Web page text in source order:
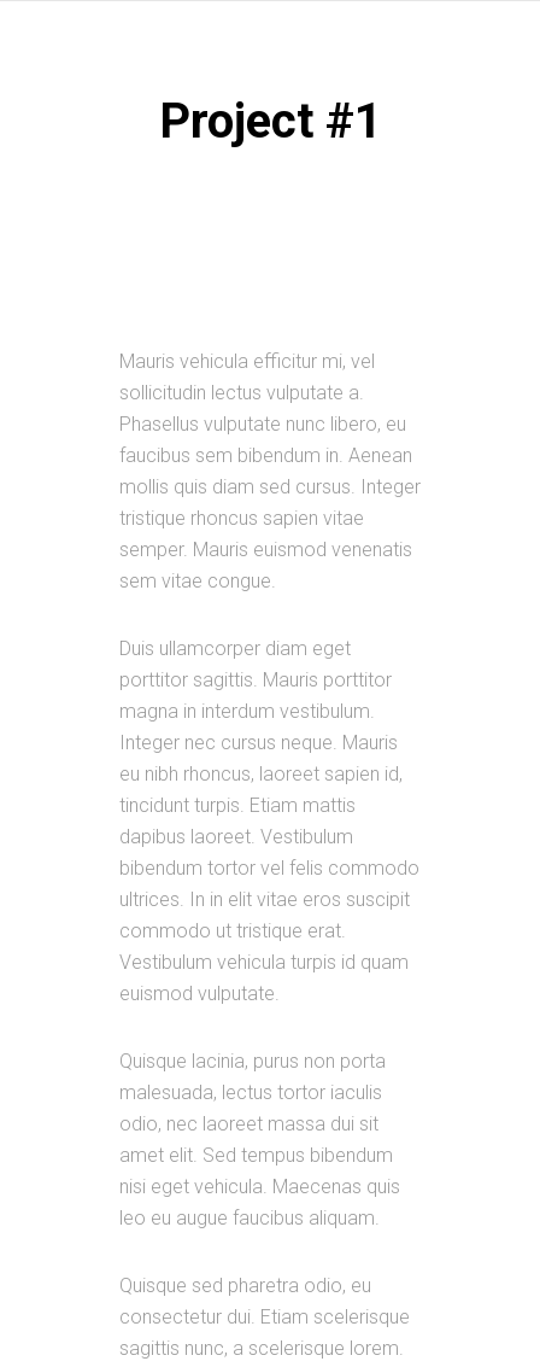
Project #1
Mauris vehicula efficitur mi, vel
sollicitudin lectus vulputate a.
Phasellus vulputate nunc libero, eu
faucibus sem bibendum in. Aenean
mollis quis diam sed cursus. Integer
tristique rhoncus sapien vitae
semper. Mauris euismod venenatis
sem vitae congue.
Duis ullamcorper diam eget
porttitor sagittis. Mauris porttitor
magna in interdum vestibulum.
Integer nec cursus neque. Mauris
eu nibh rhoncus, laoreet sapien id,
tincidunt turpis. Etiam mattis
dapibus laoreet. Vestibulum
bibendum tortor vel felis commodo
ultrices. In in elit vitae eros suscipit
commodo ut tristique erat.
Vestibulum vehicula turpis id quam
euismod vulputate.
Quisque lacinia, purus non porta
malesuada, lectus tortor iaculis
odio, nec laoreet massa dui sit
amet elit. Sed tempus bibendum
nisi eget vehicula. Maecenas quis
leo eu augue faucibus aliquam.
Quisque sed pharetra odio, eu
consectetur dui. Etiam scelerisque
sagittis nunc, a scelerisque lorem.